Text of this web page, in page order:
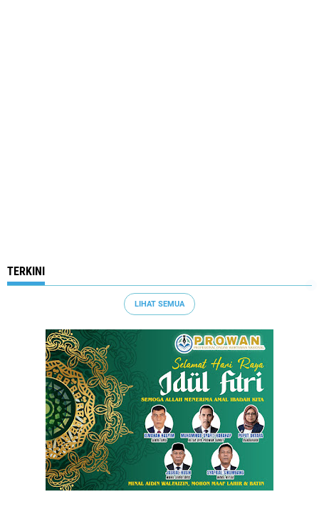
TERKINI
LIHAT SEMUA